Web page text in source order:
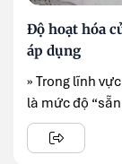
Độ hoạt hóa
áp dụng
» Trong lĩnh
là mức độ